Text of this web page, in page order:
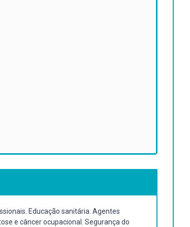
Educação sanitária. Agentes
e câncer ocupacional. Segurança do